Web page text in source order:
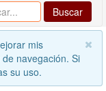
Buscar
mis
navegación. Si
su uso.